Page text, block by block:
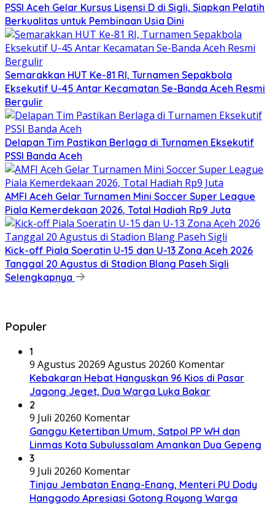
PSSI Aceh Gelar Kursus Lisensi D di Sigli, Siapkan Pelatih
Berkualitas untuk Pembinaan Usia Dini
Semarakkan HUT Ke-81 RI, Turnamen Sepakbola
Eksekutif U-45 Antar Kecamatan Se-Banda Aceh Resmi
Bergulir
Delapan Tim Pastikan Berlaga di Turnamen Eksekutif
PSSI Banda Aceh
AMFI Aceh Gelar Turnamen Mini Soccer Super League
Piala Kemerdekaan 2026, Total Hadiah Rp9 Juta
Kick-off Piala Soeratin U-15 dan U-13 Zona Aceh 2026
Tanggal 20 Agustus di Stadion Blang Paseh Sigli
Selengkapnya
Populer
1
9 Agustus 20269 Agustus 20260 Komentar
Kebakaran Hebat Hanguskan 96 Kios di Pasar
Jagong Jeget, Dua Warga Luka Bakar
2
9 Juli 20260 Komentar
Ganggu Ketertiban Umum, Satpol PP WH dan
Linmas Kota Subulussalam Amankan Dua Gepeng
3
9 Juli 20260 Komentar
Tinjau Jembatan Enang-Enang, Menteri PU Dody
Hanggodo Apresiasi Gotong Royong Warga